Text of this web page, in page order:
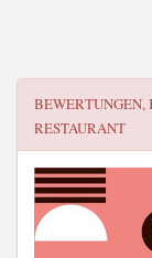
BEWERTUNGEN,
RESTAURANT